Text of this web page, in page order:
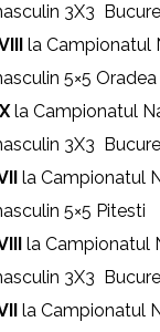
3X3
la Campionatul
5×5 Oradea
la Campionatul
3X3
la Campionatul
5×5 Pitesti
la Campionatul
3X3
la Campionatul